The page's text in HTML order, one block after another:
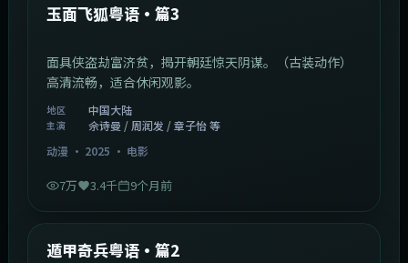
最新
玉面飞狐粤语·篇3
面具侠盗劫富济贫，揭开朝廷惊天阴谋。（古装动作）
高清流畅，适合休闲观影。
地区 中国大陆
主演
佘诗曼 / 周润发 / 章子怡 等
动漫 · 2025 · 电影
7万 3.4千 9个月前
最新
遁甲奇兵粤语·篇2